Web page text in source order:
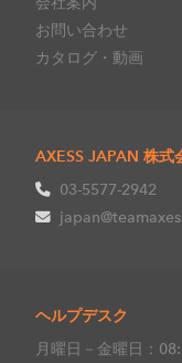
お問い合わせ
カタログ・動画
AXESS JAPAN 株式
03-5577-2942
ヘルプデスク
月曜日－金曜日：